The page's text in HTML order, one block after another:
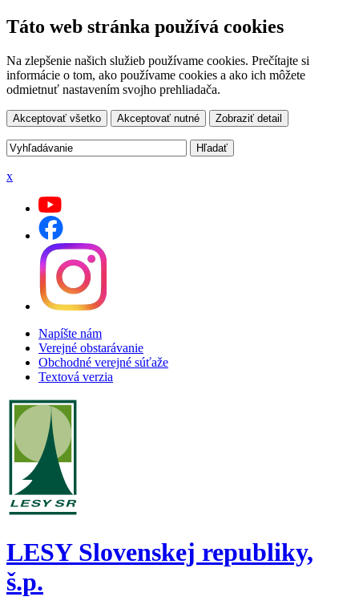
Táto web stránka používá cookies
Na zlepšenie našich služieb používame cookies. Prečítajte si
informácie o tom, ako používame cookies a ako ich môžete
odmietnuť nastavením svojho prehliadača.
Akceptovať všetko Akceptovať nutné Zobraziť detail
x
Napíšte nám
Verejné obstarávanie
Obchodné verejné súťaže
Textová verzia
LESY Slovenskej republiky,
š.p.